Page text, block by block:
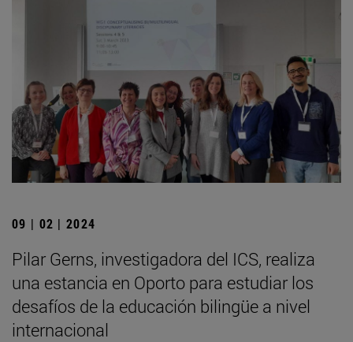
09 | 02 | 2024
Pilar Gerns, investigadora del ICS, realiza
una estancia en Oporto para estudiar los
desafíos de la educación bilingüe a nivel
internacional